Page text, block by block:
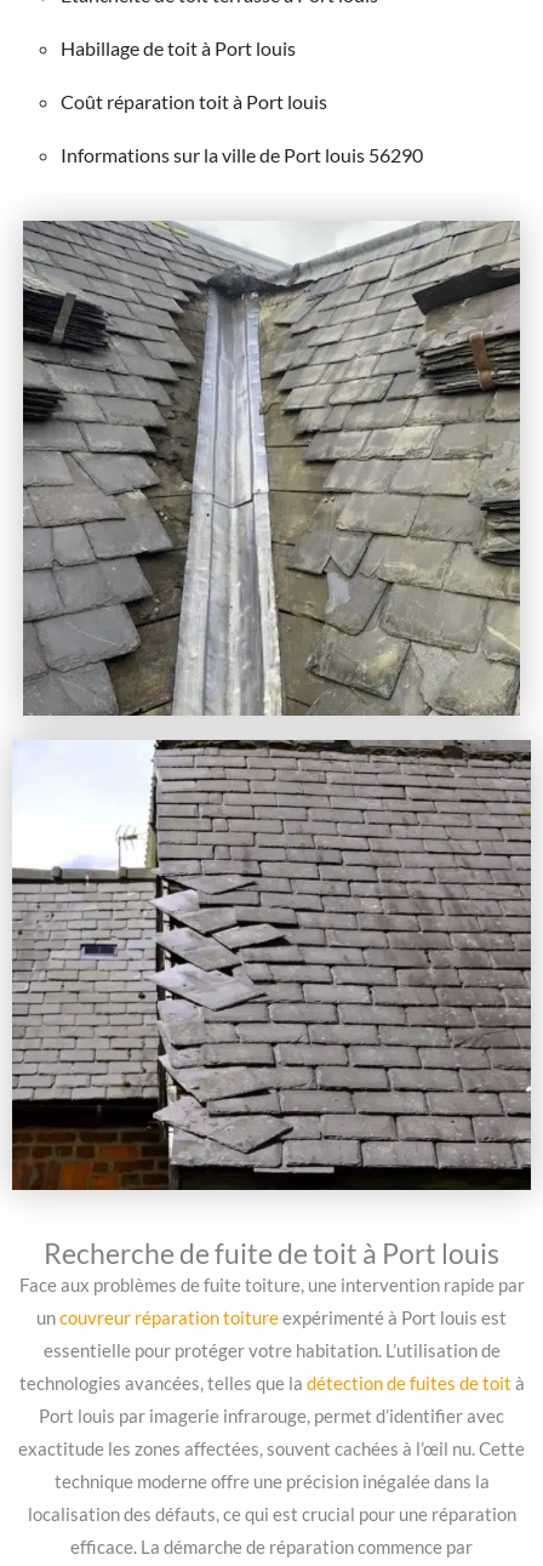
Habillage de toit à Port louis
Coût réparation toit à Port louis
Informations sur la ville de Port louis 56290
Recherche de fuite de toit à Port louis
Face aux problèmes de fuite toiture, une intervention rapide par
uncouvreur réparation toitureexpérimenté à Port louis est
essentielle pour protéger votre habitation. L’utilisation de
technologies avancées, telles que la détection de fuites de toit à
Port louis par imagerie infrarouge, permet d’identifier avec
exactitude les zones affectées, souvent cachées à l’œil nu. Cette
technique moderne offre une précision inégalée dans la
localisation des défauts, ce qui est crucial pour une réparation
efficace. La démarche de réparation commence par